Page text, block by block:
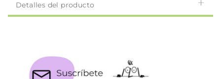
Detalles del producto